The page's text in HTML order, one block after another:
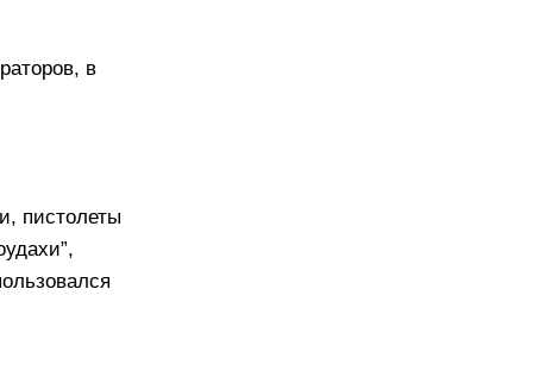
в
пистолеты